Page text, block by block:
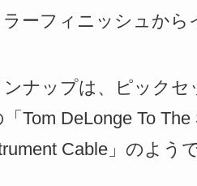
ーフィニッシュから
ナップは、ピックセ
Tom DeLonge To
Cable」のようで